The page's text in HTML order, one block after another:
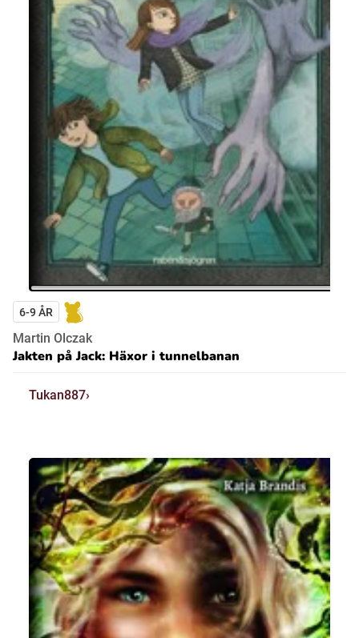
6-9 ÅR
Martin Olczak
Jakten på Jack: Häxor i tunnelbanan
Tukan887